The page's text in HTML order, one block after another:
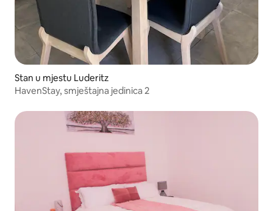
Stan u mjestu Luderitz
HavenStay, smještajna jedinica 2